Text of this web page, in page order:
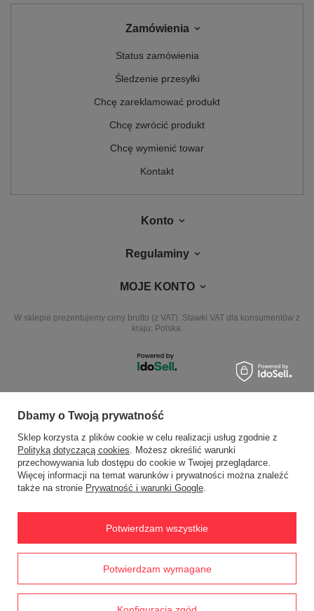
Zamówienia
Status zamówienia
Śledzenie przesyłki
Chcę zareklamować produkt
Chcę zwrócić produkt
Chcę wymienić towar
Kontakt
Konto
Regulaminy
MOJE KONTO
W sklepie prezentujemy ceny brutto (z VAT). Stawki VAT dla konsumentów z
kraju: Polska.
NASZE ODZNAKI
wyróżnienia są przyznawane przez
EWIMAX,Jana Kasprowicza 24,64-330Opalenica
Dbamy o Twoją prywatność
Sklep korzysta z plików cookie w celu realizacji usług zgodnie z
Polityką dotyczącą cookies. Możesz określić warunki
przechowywania lub dostępu do cookie w Twojej przeglądarce.
Więcej informacji na temat warunków i prywatności można znaleźć
także na stronie Prywatność i warunki Google.
Potwierdzam wymagane
Potwierdzam wszystkie